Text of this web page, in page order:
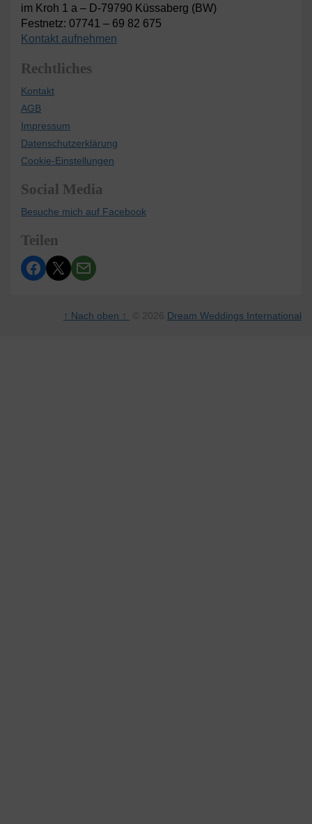
im Kroh 1 a – D-79790 Küssaberg (BW)
Festnetz: 07741 – 69 82 675
Kontakt aufnehmen
Rechtliches
Kontakt
AGB
Impressum
Datenschutzerklärung
Cookie-Einstellungen
Social Media
Besuche mich auf Facebook
Teilen
↑ Nach oben ↑ © 2026 Dream Weddings International